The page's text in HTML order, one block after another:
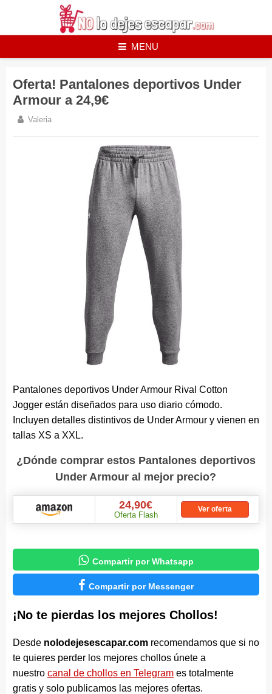
MENU
Oferta! Pantalones deportivos Under
Armour a 24,9€
Valeria
Pantalones deportivos Under Armour Rival Cotton
Jogger están diseñados para uso diario cómodo.
Incluyen detalles distintivos de Under Armour y vienen en
tallas XS a XXL.
¿Dónde comprar estos Pantalones deportivos
Under Armour al mejor precio?
24,90€
Oferta Flash
Ver oferta
 Compartir por Whatsapp
 Compartir por Messenger
¡No te pierdas los mejores Chollos!
Desde nolodejesescapar.comrecomendamos que si no
te quieres perder los mejores chollos únete a
nuestro canal de chollos en Telegrames totalmente
gratis y solo publicamos las mejores ofertas.